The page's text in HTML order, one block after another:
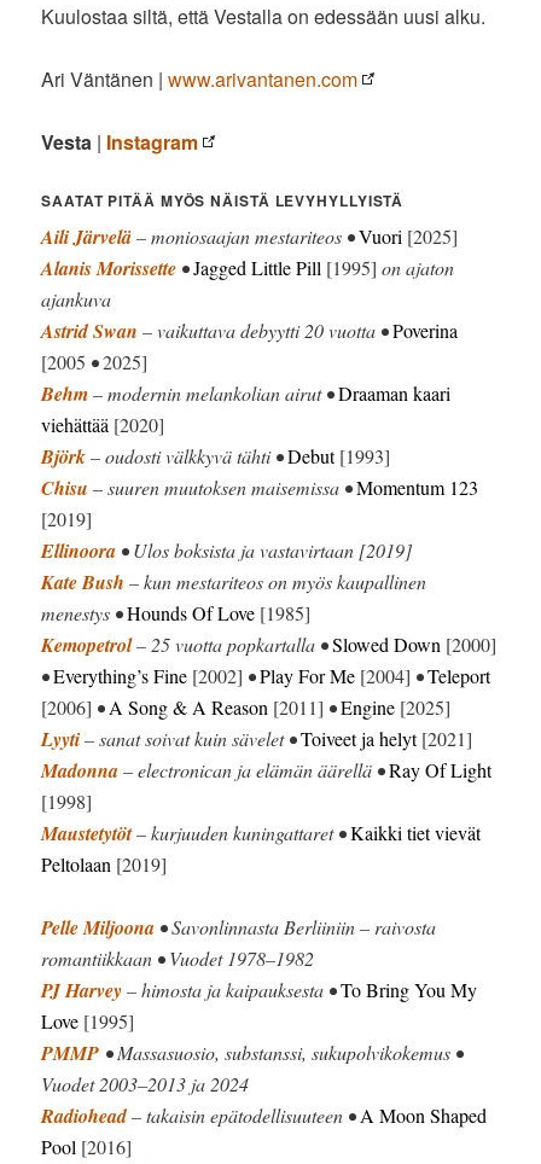
Kuulostaa siltä, että Vestalla on edessään uusi alku.
Ari Väntänen |www.arivantanen.com
Vesta | Instagram
SAATAT PITÄÄ MYÖS NÄISTÄ LEVYHYLLYISTÄ
Aili Järvelä– moniosaajan mestariteos •Vuori [2025]
Alanis Morissette •Jagged Little Pill [1995] on ajaton
ajankuva
Astrid Swan – vaikuttava debyytti 20 vuotta •Poverina
[2005 •2025]
Behm– modernin melankolian airut •Draaman kaari
viehättää [2020]
Björk– oudosti välkkyvä tähti •Debut[1993]
Chisu – suuren muutoksen maisemissa •Momentum 123
[2019]
Ellinoora • Ulos boksista ja vastavirtaan [2019]
Kate Bush – kun mestariteos on myös kaupallinen
menestys •Hounds Of Love [1985]
Kemopetrol– 25 vuotta popkartalla •Slowed Down [2000]
•Everything’s Fine [2002] •Play For Me [2004] •Teleport
[2006] •A Song & A Reason [2011] •Engine [2025]
Lyyti– sanat soivat kuin sävelet •Toiveet ja helyt[2021]
Madonna– electronican ja elämän äärellä •Ray Of Light
[1998]
Maustetytöt– kurjuuden kuningattaret •Kaikki tiet vievät
Peltolaan [2019]
Pelle Miljoona • Savonlinnasta Berliiniin – raivosta
romantiikkaan • Vuodet 1978–1982
PJ Harvey– himosta ja kaipauksesta •To Bring You My
Love [1995]
PMMP • Massasuosio, substanssi, sukupolvikokemus •
Vuodet 2003–2013 ja 2024
Radiohead– takaisin epätodellisuuteen •A Moon Shaped
Pool [2016]